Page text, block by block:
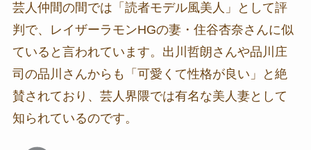
芸人仲間の間では「読者モデル風美人」として評
判で、レイザーラモンHGの妻・住谷杏奈さんに似
ていると言われています。出川哲朗さんや品川庄
司の品川さんからも「可愛くて性格が良い」と絶
賛されており、芸人界隈では有名な美人妻として
知られているのです。